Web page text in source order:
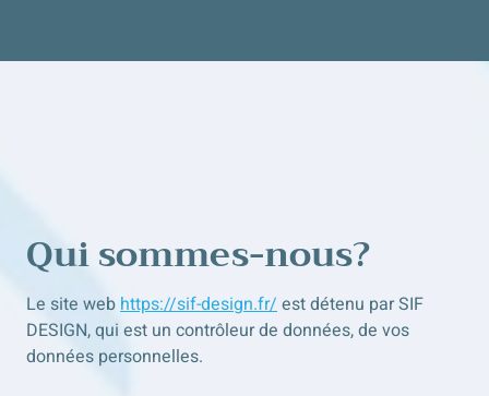
Qui sommes-nous?
Le site webhttps://sif-design.fr/est détenu par SIF
DESIGN, qui est un contrôleur de données, de vos
données personnelles.